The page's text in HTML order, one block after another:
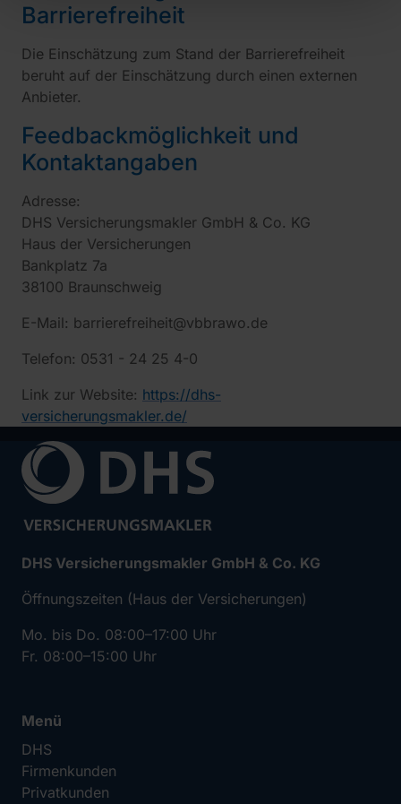
Barrierefreiheit
Die Einschätzung zum Stand der Barrierefreiheit
beruht auf der Einschätzung durch einen externen
Anbieter.
Feedbackmöglichkeit und
Kontaktangaben
Adresse:
DHS Versicherungsmakler GmbH & Co. KG
Haus der Versicherungen
Bankplatz 7a
38100 Braunschweig
E-Mail: barrierefreiheit@vbbrawo.de
Telefon: 0531 - 24 25 4-0
Link zur Website: https://dhs-
versicherungsmakler.de/
DHS Versicherungsmakler GmbH & Co. KG
Öffnungszeiten (Haus der Versicherungen)
Mo. bis Do. 08:00–17:00 Uhr
Fr. 08:00–15:00 Uhr
Menü
DHS
Firmenkunden
Privatkunden